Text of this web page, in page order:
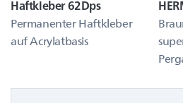
Haftkleber 62Dps
Permanenter Haftkleber
auf Acrylatbasis